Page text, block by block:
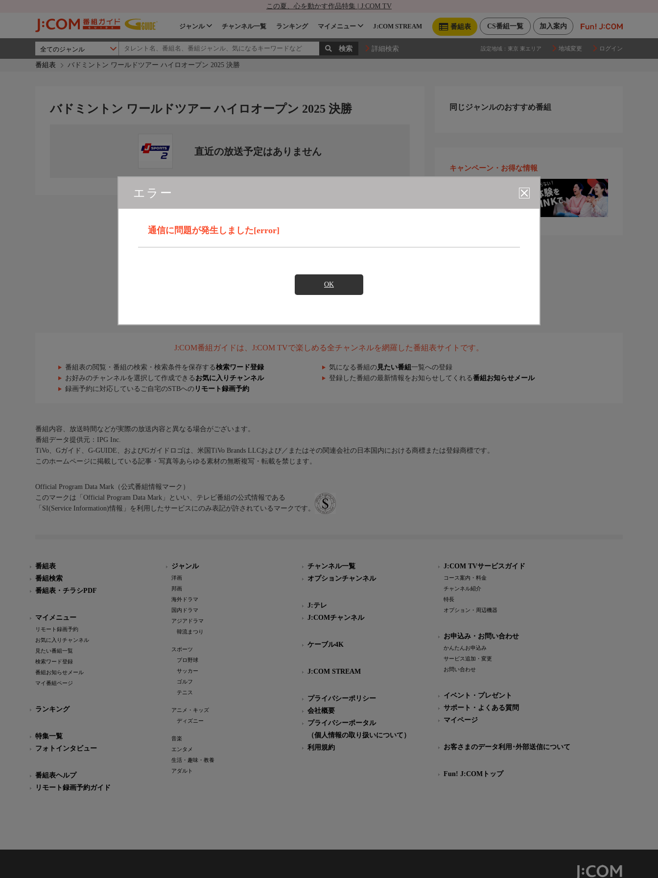
この夏、心を動かす作品特集 | J:COM TV
加入案内
CS番組一覧
番組表
ジャンル チャンネル一覧 ランキング マイメニュー J:COM STREAM
詳細検索 設定地域： 東京 東エリア 地域変更 ログイン
番組表 バドミントン ワールドツアー ハイロオープン 2025 決勝
エラー
通信に問題が発生しました[error]
OK
バドミントン ワールドツアー ハイロオープン 2025 決勝
直近の放送予定はありません
同じジャンルのおすすめ番組
キャンペーン・お得な情報
J:COM番組ガイドは、J:COM TVで楽しめる全チャンネルを網羅した番組表サイトです。
番組表の閲覧・番組の検索・検索条件を保存する検索ワード登録 気になる番組の 見たい番組 一覧への登録
お好みのチャンネルを選択して作成できる お気に入りチャンネル 登録した番組の最新情報をお知らせしてくれる番組お知らせメール
録画予約に対応しているご自宅のSTBへの リモート録画予約
番組内容、放送時間などが実際の放送内容と異なる場合がございます。
番組データ提供元：IPG Inc.
TiVo、Gガイド、G-GUIDE、およびGガイドロゴは、米国TiVo Brands LLCおよび／またはその関連会社の日本国内における商標または登録商標です。
このホームページに掲載している記事・写真等あらゆる素材の無断複写・転載を禁じます。
Official Program Data Mark（公式番組情報マーク）
このマークは「Official Program Data Mark」といい、テレビ番組の公式情報である
「SI(Service Information)情報」を利用したサービスにのみ表記が許されているマークです。
番組表
番組検索
番組表・チラシPDF
マイメニュー
リモート録画予約
お気に入りチャンネル
見たい番組一覧
検索ワード登録
番組お知らせメール
マイ番組ページ
ランキング
特集一覧
フォトインタビュー
番組表ヘルプ
リモート録画予約ガイド
ジャンル
洋画
邦画
海外ドラマ
国内ドラマ
アジアドラマ
韓流まつり
スポーツ
プロ野球
サッカー
ゴルフ
テニス
アニメ・キッズ
ディズニー
音楽
エンタメ
生活・趣味・教養
アダルト
チャンネル一覧
オプションチャンネル
J:テレ
J:COMチャンネル
ケーブル4K
J:COM STREAM
プライバシーポリシー
会社概要
プライバシーポータル
（個人情報の取り扱いについて）
利用規約
J:COM TVサービスガイド
コース案内・料金
チャンネル紹介
特長
オプション・周辺機器
お申込み・お問い合わせ
かんたんお申込み
サービス追加・変更
お問い合わせ
イベント・プレゼント
サポート・よくある質問
マイページ
お客さまのデータ利用･外部送信について
Fun! J:COMトップ